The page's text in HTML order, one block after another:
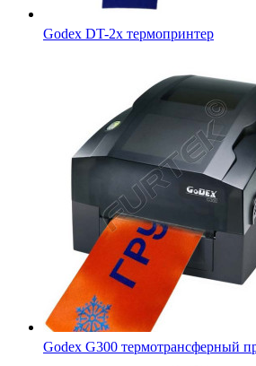
Godex G300 термотрансферный
Настольный термотрансферный